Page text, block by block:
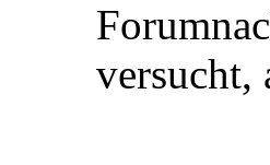
versucht,